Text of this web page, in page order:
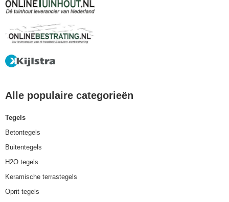
Alle populaire categorieën
Tegels
Betontegels
Buitentegels
H2O tegels
Keramische terrastegels
Oprit tegels